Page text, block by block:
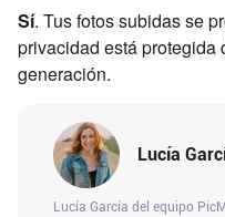
Sí. Tus fotos subidas se
privacidad está protegida
generación.
Lucía
Lucía García del equipo